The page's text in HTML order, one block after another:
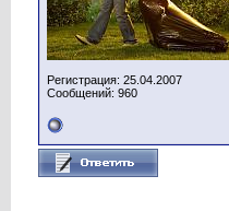
Регистрация: 25.04.2007
Сообщений: 960